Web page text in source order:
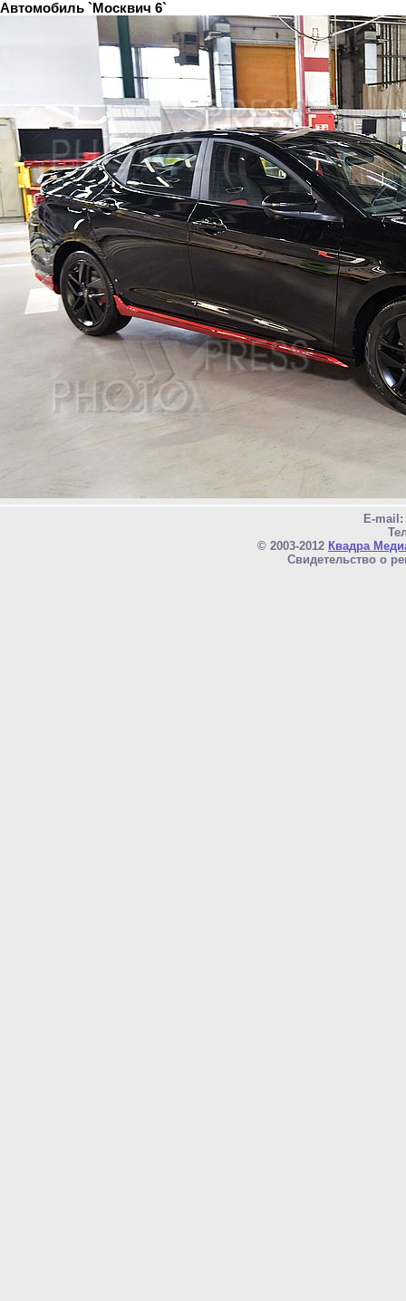
Автомобиль `Москвич 6`
E-mail:
© 2003-2012 Квадра
Свидетельство о